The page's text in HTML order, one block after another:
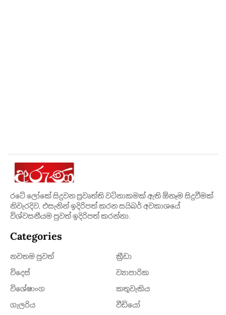
රටේ ලෝකේ සිදුවන ප්‍රවෘත්ති වටිනාකමක් ඇති ඕනෑම සිදුවීමක්
නිවැරදිව, එසැනින් ඉදිරිපත් කරන සයිබර් අවකාශයේ
විශ්වසනීයම පුවත් ඉදිරිපත් කරන්නා.
Categories
නවතම පුවත්
ක්‍රී​ඩා
විදෙස්
ව්‍යාපාරික
විශේෂාංග
කතුවැකිය
ගැලරිය
වීඩියෝ